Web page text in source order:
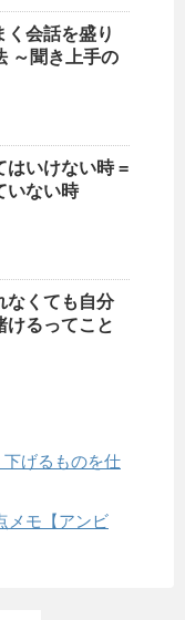
く会話を盛り
～聞き上手の
はいけない時 =
いない時
なくても自分
けるってこと
げるものを仕
メモ【アンビ